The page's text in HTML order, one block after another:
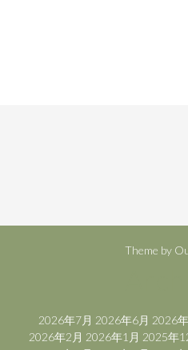
Theme by
2026年7月 2026年6月 2026
2026年2月 2026年1月 2025年